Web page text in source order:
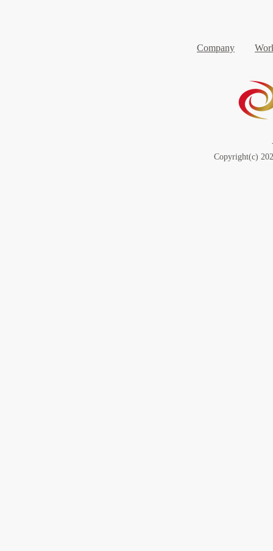
Company
Copyright(c)